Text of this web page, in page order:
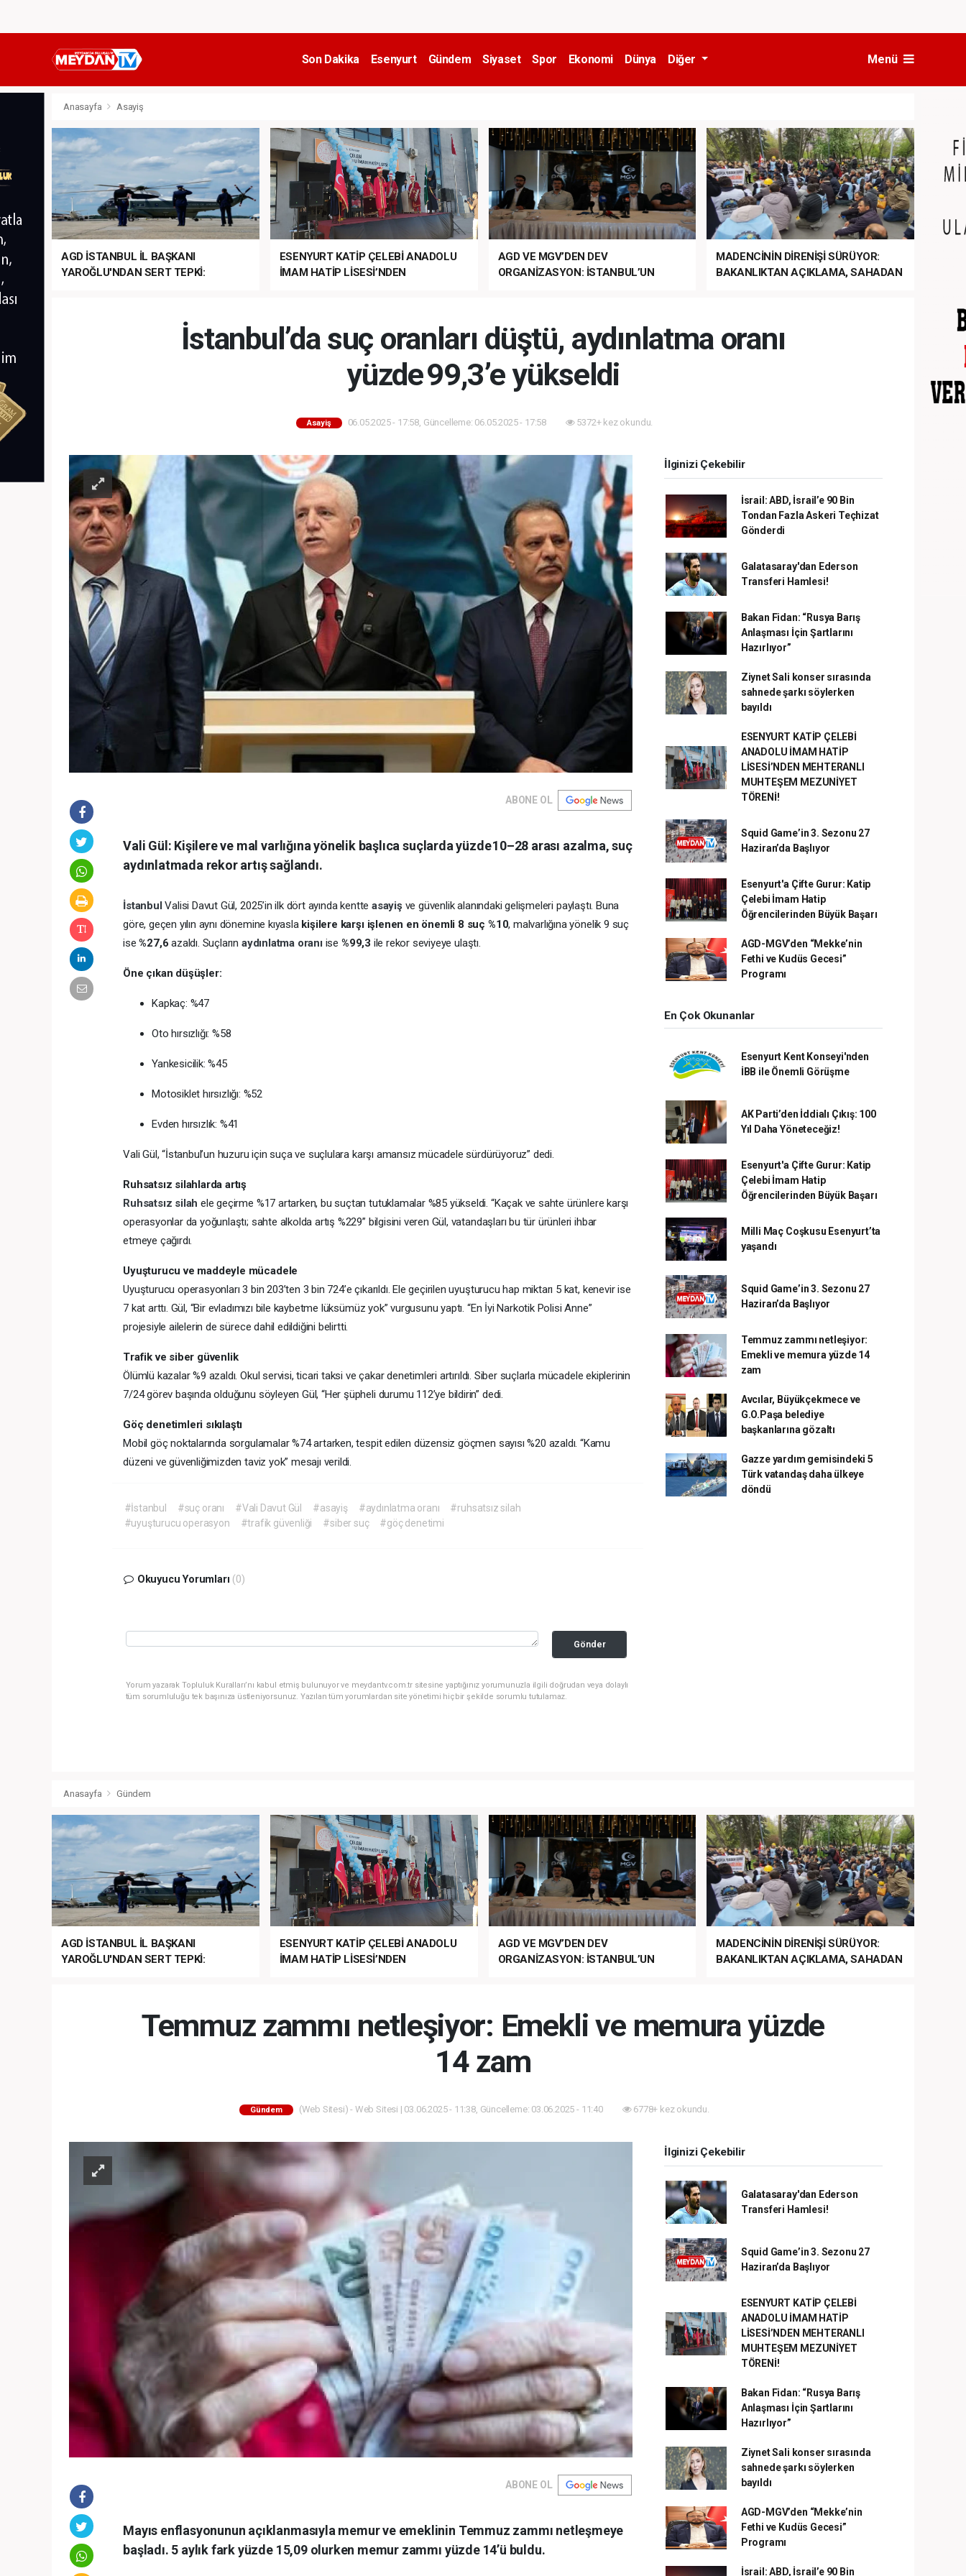
Son Dakika Esenyurt Gündem Siyaset Spor Ekonomi Dünya Diğer Menü
Anasayfa Asayiş
AGD İSTANBUL İL BAŞKANI
YAROĞLU'NDAN SERT TEPKİ:
ESENYURT KATİP ÇELEBİ ANADOLU
İMAM HATİP LİSESİ’NDEN
AGD VE MGV’DEN DEV
ORGANİZASYON: İSTANBUL’UN
MADENCİNİN DİRENİŞİ SÜRÜYOR:
BAKANLIKTAN AÇIKLAMA, SAHADAN
İstanbul’da suç oranları düştü, aydınlatma oranı
yüzde 99,3’e yükseldi
Asayiş 06.05.2025 - 17:58, Güncelleme: 06.05.2025 - 17:58 5372+ kez okundu.
ABONE OL
Vali Gül: Kişilere ve mal varlığına yönelik başlıca suçlarda yüzde 10–28 arası azalma, suç
aydınlatmada rekor artış sağlandı.
İstanbulValisi Davut Gül, 2025’in ilk dört ayında kentte asayiş ve güvenlik alanındaki gelişmeleri paylaştı. Buna
göre, geçen yılın aynı dönemine kıyasla kişilere karşı işlenen en önemli 8 suç %10, malvarlığına yönelik 9 suç
ise%27,6 azaldı. Suçların aydınlatma oranı ise %99,3 ile rekor seviyeye ulaştı.
Öne çıkan düşüşler:
Kapkaç: %47
Oto hırsızlığı: %58
Yankesicilik: %45
Motosiklet hırsızlığı: %52
Evden hırsızlık: %41
Vali Gül, “İstanbul’un huzuru için suça ve suçlulara karşı amansız mücadele sürdürüyoruz” dedi.
Ruhsatsız silahlarda artış
Ruhsatsız silahele geçirme %17 artarken, bu suçtan tutuklamalar %85 yükseldi. “Kaçak ve sahte ürünlere karşı
operasyonlar da yoğunlaştı; sahte alkolda artış %229” bilgisini veren Gül, vatandaşları bu tür ürünleri ihbar
etmeye çağırdı.
Uyuşturucu ve maddeyle mücadele
Uyuşturucu operasyonları 3 bin 203’ten 3 bin 724’e çıkarıldı. Ele geçirilen uyuşturucu hap miktarı 5 kat, kenevir ise
7 kat arttı. Gül, “Bir evladımızı bile kaybetme lüksümüz yok” vurgusunu yaptı. “En İyi Narkotik Polisi Anne”
projesiyle ailelerin de sürece dahil edildiğini belirtti.
Trafik ve siber güvenlik
Ölümlü kazalar %9 azaldı. Okul servisi, ticari taksi ve çakar denetimleri artırıldı. Siber suçlarla mücadele ekiplerinin
7/24 görev başında olduğunu söyleyen Gül, “Her şüpheli durumu 112’ye bildirin” dedi.
Göç denetimleri sıkılaştı
Mobil göç noktalarında sorgulamalar %74 artarken, tespit edilen düzensiz göçmen sayısı %20 azaldı. “Kamu
düzeni ve güvenliğimizden taviz yok” mesajı verildi.
#İstanbul #suç oranı #Vali Davut Gül #asayiş #aydınlatma oranı
#ruhsatsız silah
#uyuşturucu operasyon
#trafik güvenliği #siber suç #göç denetimi
Okuyucu Yorumları (0)
Gönder
Yorum yazarak Topluluk Kuralları’nı kabul etmiş bulunuyor ve meydantv.com.tr sitesine yaptığınız yorumunuzla ilgili doğrudan veya dolaylı
tüm sorumluluğu tek başınıza üstleniyorsunuz. Yazılan tüm yorumlardan site yönetimi hiçbir şekilde sorumlu tutulamaz.
İlginizi Çekebilir
İsrail: ABD, İsrail’e 90 Bin
Tondan Fazla Askeri Teçhizat
Gönderdi
Galatasaray'dan Ederson
Transferi Hamlesi!
Bakan Fidan: “Rusya Barış
Anlaşması İçin Şartlarını
Hazırlıyor”
Ziynet Sali konser sırasında
sahnede şarkı söylerken
bayıldı
ESENYURT KATİP ÇELEBİ
ANADOLU İMAM HATİP
LİSESİ’NDEN MEHTERANLI
MUHTEŞEM MEZUNİYET
TÖRENİ!
Squid Game’in 3. Sezonu 27
Haziran’da Başlıyor
Esenyurt'a Çifte Gurur: Katip
Çelebi İmam Hatip
Öğrencilerinden Büyük Başarı
AGD-MGV’den “Mekke’nin
Fethi ve Kudüs Gecesi”
Programı
En Çok Okunanlar
Esenyurt Kent Konseyi'nden
İBB ile Önemli Görüşme
AK Parti’den İddialı Çıkış: 100
Yıl Daha Yöneteceğiz!
Esenyurt'a Çifte Gurur: Katip
Çelebi İmam Hatip
Öğrencilerinden Büyük Başarı
Milli Maç Coşkusu Esenyurt’ta
yaşandı
Squid Game’in 3. Sezonu 27
Haziran’da Başlıyor
Temmuz zammı netleşiyor:
Emekli ve memura yüzde 14
zam
Avcılar, Büyükçekmece ve
G.O.Paşa belediye
başkanlarına gözaltı
Gazze yardım gemisindeki 5
Türk vatandaş daha ülkeye
döndü
Anasayfa Gündem
AGD İSTANBUL İL BAŞKANI
YAROĞLU'NDAN SERT TEPKİ:
ESENYURT KATİP ÇELEBİ ANADOLU
İMAM HATİP LİSESİ’NDEN
AGD VE MGV’DEN DEV
ORGANİZASYON: İSTANBUL’UN
MADENCİNİN DİRENİŞİ SÜRÜYOR:
BAKANLIKTAN AÇIKLAMA, SAHADAN
Temmuz zammı netleşiyor: Emekli ve memura yüzde
14 zam
Gündem (Web Sitesi) - Web Sitesi | 03.06.2025 - 11:38, Güncelleme: 03.06.2025 - 11:40 6778+ kez okundu.
ABONE OL
Mayıs enflasyonunun açıklanmasıyla memur ve emeklinin Temmuz zammı netleşmeye
başladı. 5 aylık fark yüzde 15,09 olurken memur zammı yüzde 14’ü buldu.
İlginizi Çekebilir
Galatasaray'dan Ederson
Transferi Hamlesi!
Squid Game’in 3. Sezonu 27
Haziran’da Başlıyor
ESENYURT KATİP ÇELEBİ
ANADOLU İMAM HATİP
LİSESİ’NDEN MEHTERANLI
MUHTEŞEM MEZUNİYET
TÖRENİ!
Bakan Fidan: “Rusya Barış
Anlaşması İçin Şartlarını
Hazırlıyor”
Ziynet Sali konser sırasında
sahnede şarkı söylerken
bayıldı
AGD-MGV’den “Mekke’nin
Fethi ve Kudüs Gecesi”
Programı
İsrail: ABD, İsrail’e 90 Bin